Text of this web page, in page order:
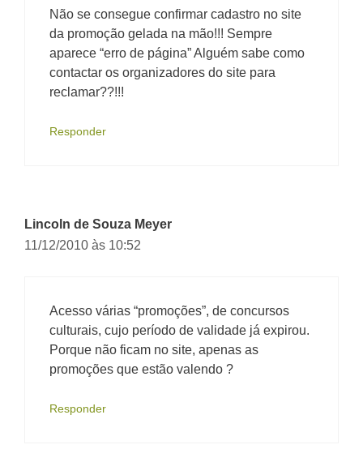
Não se consegue confirmar cadastro no site
da promoção gelada na mão!!! Sempre
aparece “erro de página” Alguém sabe como
contactar os organizadores do site para
reclamar??!!!
Responder
Lincoln de Souza Meyer
11/12/2010 às 10:52
Acesso várias “promoções”, de concursos
culturais, cujo período de validade já expirou.
Porque não ficam no site, apenas as
promoções que estão valendo ?
Responder